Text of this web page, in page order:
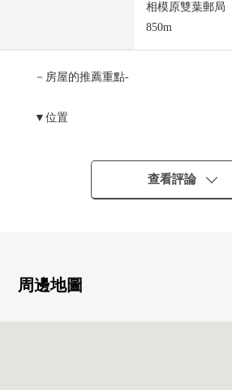
相模原雙葉郵局
850m
－房屋的推薦重點-
▼位置
"水道路"停歩6分(約457m)
・小田急線"相武台前"車站公共汽車15分
"麻溝台公園前"停歩5分(約383m)
▼房屋的特徴
查看評論
周邊地圖